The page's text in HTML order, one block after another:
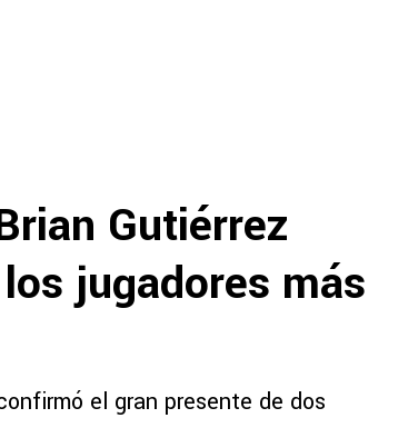
Gutiérrez
jugadores más
el gran presente de dos